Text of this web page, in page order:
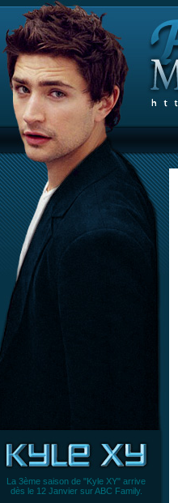
La 3ème saison de "Kyle XY" arrive
dès le 12 Janvier sur ABC Family.